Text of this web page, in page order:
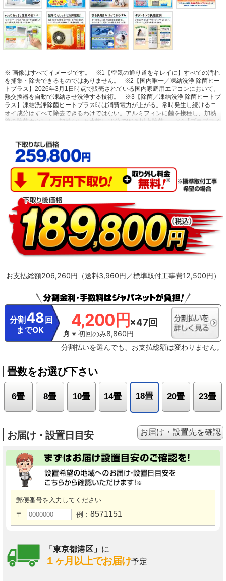
※ 画像はすべてイメージです。
※1【空気の通り道をキレイに】すべての汚れ
を捕集・除去できるものではありません。
※2【国内唯一／凍結洗浄 除菌ヒー
トプラス】2026年3月1日時点で販売されている国内家庭用エアコンにおいて。
熱交換器を自動で凍結させ洗浄する技術。
※3【除菌／凍結洗浄 除菌ヒートプ
ラス】凍結洗浄除菌ヒートプラス時は消費電力が上がる。常時発生し続けるニ
オイ成分はすべて除去できるわけではない。アルミフィンに菌を接種し、加熱
後の除菌カウント。加熱なしと比較し10分で99％以上除菌。
※4【プラズマイ
物質を捕集・抑制/ニオイを抑制】閉鎖された実験設備における試験結果による
もので、実使用空間での効果を示すものではありません。
抑制／カビバスター】約20分間。室温・湿度が上昇する場合あり。工場出荷時
は設定されておらずお客様ご自身による設定が必要。
※7【国内唯一／ステン
レス・クリーン システム】2026年3月1日時点で販売されている国内家庭用エア
コンにおいて。通風路、フラップにステンレスを採用。
※8【最上位モデルに
も搭載／凍結洗浄 除菌ヒートプラス】Xシリーズ搭載「凍結洗浄ヒートプラ
ス」とは加熱温度が異なる。手動運転のみ。
※9【「凍結洗浄」お客様満足度
約93％】「凍結洗浄」機能についての満足度。2023年11月調査。N=6,455。
※10【フィルター掃除で約10％の省エネ効果】外気温2℃、試験室の温度約
23℃、室温安定時1時間平均の消費電力を計測。埃2g塗布状態の消費電力
（521Wh）、掃除後の消費電力（466Wh）
※11【抗菌・防カビ・抗ウイルス
フィルター】フィルターの性能。部屋全体への抑制性能とは異なります。
※12【ダストボックスのお手入れ】ダストボックスは半年に1回を目安に定期的
に確認して、ホコリがたまっているようならお手入れをしてください。
Premiumプラズマ空清」とは異なる。
※14【ステンレスは埃の付着量がプラ
テンレス通風路・ステンレスフラップ】エアコンから出る空気を除菌している
わけではありません。JIS Z 2801定量試験(フィルム密着法)によります。
※16【ecoこれっきり運転で省エネ】RAS-GT4026D、洋室14畳。冷房時:外気
温35℃、設定温度27℃、風速自動において、室温安定時の1時間あたりの積算消
費電力量が［ecoこれっきり］ON（262Wh）とOFF（303Wh）との比較。カー
テンを閉め切った日射量の少ない日中を想定。
※17【外気温50℃でも運転】
運転中の室外機の吸い込み空気温度。ベランダなど狭小スペースに設置した場
用環境により能力が低下する場合があります。
定されておらず、お客様による設定が必要
お支払総額206,260円（送料3,960円／標準取付工事費12,500円）
分割 48 回
までOK
4,200円×47回
※ 初回のみ8,860円
分割払いを選んでも、お支払総額は変わりません。
畳数をお選び下さい
6畳 8畳 10畳 14畳 18畳 20畳 23畳
お届け・設置日目安
郵便番号を入力してください
〒 例： 8571151
「東京都港区」 に
１ヶ月以上でお届け予定
お届け・設置先を確認